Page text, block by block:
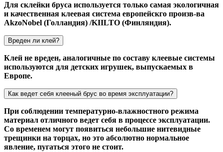
Для склейки бруса используется только самая экологичная
и качественная клеевая система европейскго произв-ва
AkzoNobel (Голландия) /KIILTO (Финляндия).
Вреден ли клей?
Клей не вреден, аналогичные по составу клеевые системы
используются для детских игрушек, выпускаемых в
Европе.
Как ведет себя клееный брус во время эксплуатации?
При соблюдении температурно-влажностного режима
материал отличного ведет себя в процессе эксплуатации.
Со временем могут появиться небольшие нитевидные
трещинки на торцах, но это абсолютно нормальное
явление, пугаться этого не стоит.